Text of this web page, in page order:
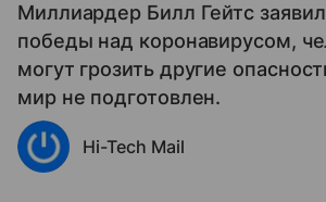
Миллиардер Билл Гейтс
победы над коронавирусом,
могут грозить другие
мир не подготовлен.
Hi-Tech Mail